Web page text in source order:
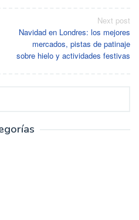
Next post
Navidad en Londres: los mejores
mercados, pistas de patinaje
sobre hielo y actividades festivas